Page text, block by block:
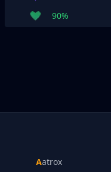
90%
Aatrox